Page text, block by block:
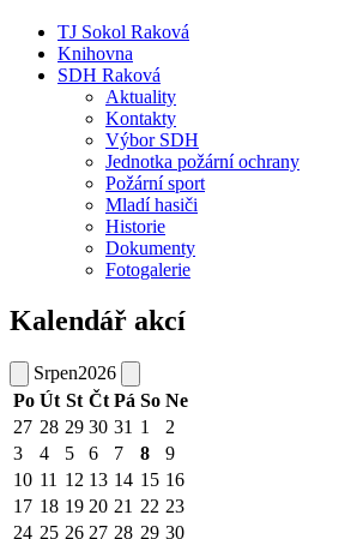
TJ Sokol Raková
Knihovna
SDH Raková
Aktuality
Kontakty
Výbor SDH
Jednotka požární ochrany
Požární sport
Mladí hasiči
Historie
Dokumenty
Fotogalerie
Kalendář akcí
Srpen2026
Po Út St Čt Pá So Ne
27 28 29 30 31 1
2
3
4 5 6 7 8
9
10 11 12 13 14 15 16
17 18 19 20 21 22 23
24 25 26 27 28 29 30